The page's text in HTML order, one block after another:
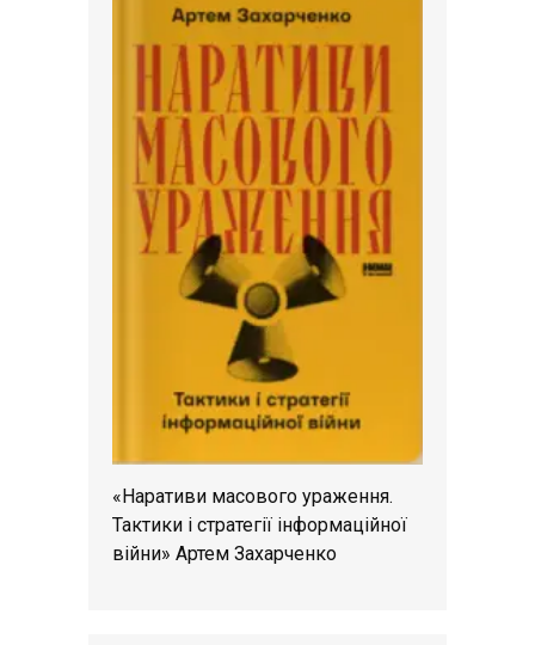
«Наративи масового ураження.
Тактики і стратегії інформаційної
війни» Артем Захарченко